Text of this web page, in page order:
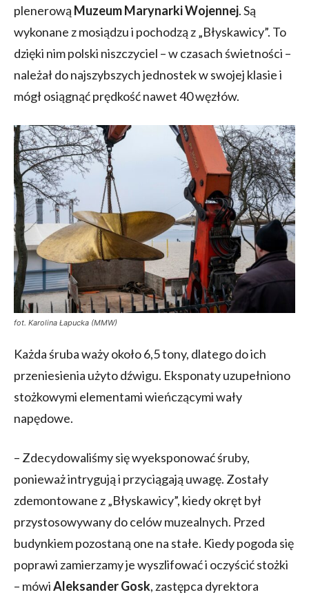
plenerową Muzeum Marynarki Wojennej. Są
wykonane z mosiądzu i pochodzą z „Błyskawicy”. To
dzięki nim polski niszczyciel – w czasach świetności –
należał do najszybszych jednostek w swojej klasie i
mógł osiągnąć prędkość nawet 40 węzłów.
fot. Karolina Łapucka (MMW)
Każda śruba waży około 6,5 tony, dlatego do ich
przeniesienia użyto dźwigu. Eksponaty uzupełniono
stożkowymi elementami wieńczącymi wały
napędowe.
– Zdecydowaliśmy się wyeksponować śruby,
ponieważ intrygują i przyciągają uwagę. Zostały
zdemontowane z „Błyskawicy”, kiedy okręt był
przystosowywany do celów muzealnych. Przed
budynkiem pozostaną one na stałe. Kiedy pogoda się
poprawi zamierzamy je wyszlifować i oczyścić stożki
– mówiAleksander Gosk, zastępca dyrektora